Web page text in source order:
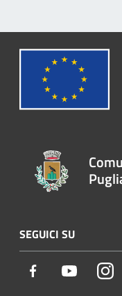
SEGUICI SU
Facebook Youtube